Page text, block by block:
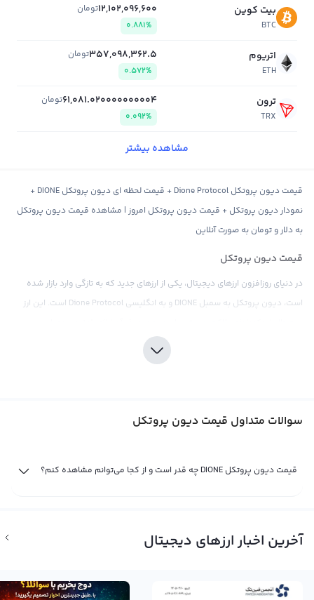
بیت کوین
BTC
12,102,096,600تومان
0.881%
اتریوم
ETH
357,098,362.5تومان
0.572%
ترون
TRX
61,081.020000000004تومان
0.092%
مشاهده بیشتر
قیمت دیون پروتکل Dione Protocol + قیمت لحظه ای دیون پروتکل DIONE +
نمودار دیون پروتکل + قیمت دیون پروتکل امروز | مشاهده قیمت دیون پروتکل
به دلار و تومان به صورت آنلاین
قیمت دیون پروتکل
در دنیای روزافزون ارزهای دیجیتال، یکی از ارزهای جدید که به تازگی وارد بازار شده
است، دیون پروتکل به سمبل DIONE و به انگلیسی Dione Protocol است. این ارز
مطمئن برای انجام تراکنش‌های مالی و غیرمالی است. برنامه‌ریزی و ساختار این ارز
دیجیتال به همین دلیل با توجه به اهدافش به طور کامل به توسعه و استفاده از
اقتصادی، سیاسی، اجتماعی و فاندامنتال قرار دارد. اما در عین حال، قیمت این ارز
صرافی‌های ارز دیجیتال نیز بستگی دارد. قیمت دیون پروتکل نیز مانند بیت کوین،
پروتکل به اندازه تقاضا و عرضه در بازار ارز دیجیتال تعیین می‌شود و با نوسانات
قیمت لحظه ای دیون پروتکل
سوالات متداول قیمت دیون پروتکل
قیمت دیون پروتکل DIONE چه قدر است و از کجا می‌توانم مشاهده کنم؟
آخرین اخبار ارزهای دیجیتال